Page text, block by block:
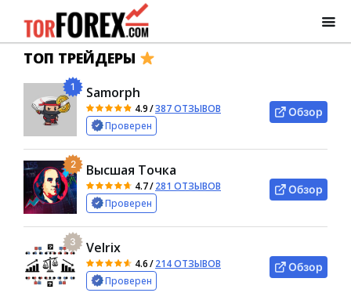
ТОП ТРЕЙДЕРЫ
1 Samorph
4.9/387 ОТЗЫВОВ
Проверен
Обзор
2 Высшая Точка
4.7/281 ОТЗЫВОВ
Проверен
Обзор
3 Velrix
4.6/214 ОТЗЫВОВ
Проверен
Обзор